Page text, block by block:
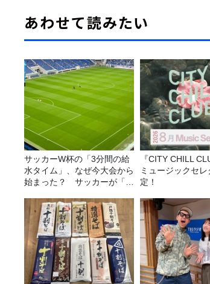
あわせて読みたい
サッカーW杯の「3分間の給
水タイム」、なぜ今大会から
始まった？ サッカーが「お
『CITY CHILL
ミュージックセ
定！